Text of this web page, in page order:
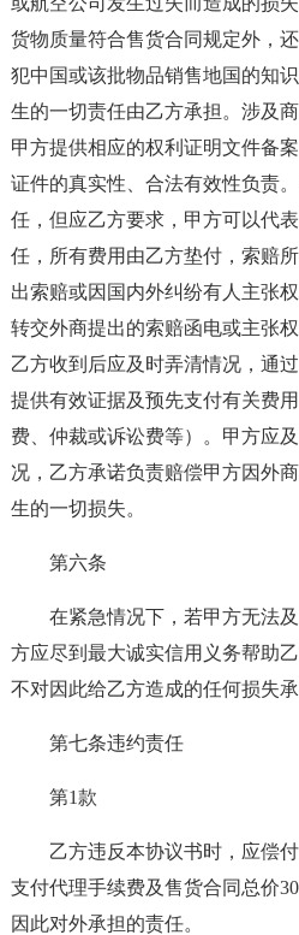
货物质量符合售货合同规定外，
犯中国或该批物品销售地国的知
生的一切责任由乙方承担。涉及
甲方提供相应的权利证明文件备
证件的真实性、合法有效性负责
任，但应乙方要求，甲方可以代
任，所有费用由乙方垫付，索赔
出索赔或因国内外纠纷有人主张
转交外商提出的索赔函电或主张
乙方收到后应及时弄清情况，通
提供有效证据及预先支付有关费
费、仲裁或诉讼费等）。甲方应
况，乙方承诺负责赔偿甲方因外
生的一切损失。
第六条
在紧急情况下，若甲方无法
方应尽到最大诚实信用义务帮助
不对因此给乙方造成的任何损失
第七条违约责任
第1款
乙方违反本协议书时，应偿
支付代理手续费及售货合同总价
因此对外承担的责任。